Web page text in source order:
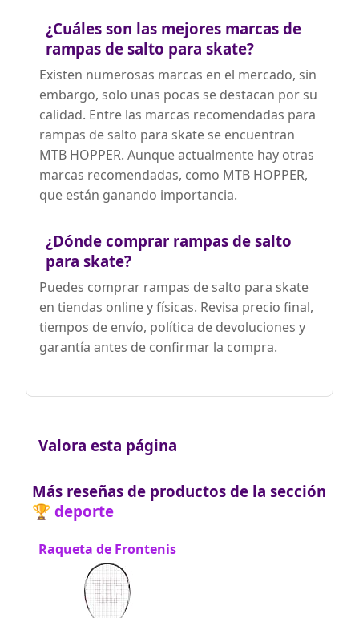
¿Cuáles son las mejores marcas de
rampas de salto para skate?
Existen numerosas marcas en el mercado, sin
embargo, solo unas pocas se destacan por su
calidad. Entre las marcas recomendadas para
rampas de salto para skate se encuentran
MTB HOPPER. Aunque actualmente hay otras
marcas recomendadas, como MTB HOPPER,
que están ganando importancia.
¿Dónde comprar rampas de salto
para skate?
Puedes comprar rampas de salto para skate
en tiendas online y físicas. Revisa precio final,
tiempos de envío, política de devoluciones y
garantía antes de confirmar la compra.
Valora esta página
Más reseñas de productos de la sección
🏆 deporte
Raqueta de Frontenis